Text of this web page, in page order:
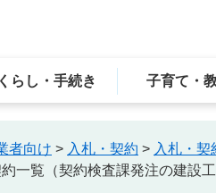
くらし・手続き 子育て・
者向け > 入札・契約 > 入札・契
一覧（契約検査課発注の建設